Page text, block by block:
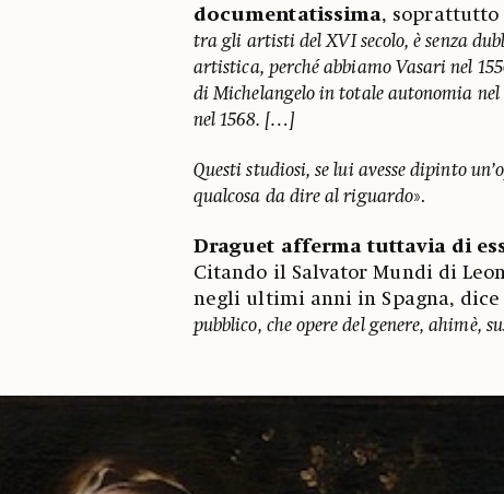
documentatissima, soprattutto
tra gli artisti del XVI secolo, è senza
artistica, perché abbiamo Vasari nel
di Michelangelo in totale autonomia
nel 1568. […]
Questi studiosi, se lui avesse dipinto
qualcosa da dire al riguardo».
Draguet afferma tuttavia di
Citando il Salvator Mundi di
negli ultimi anni in Spagna, dice
pubblico, che opere del genere, ahimè,